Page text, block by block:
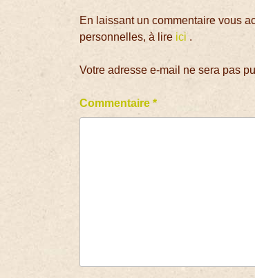
En laissant un commentaire vous
personnelles, à lire ici .
Votre adresse e-mail ne sera pas
Commentaire*